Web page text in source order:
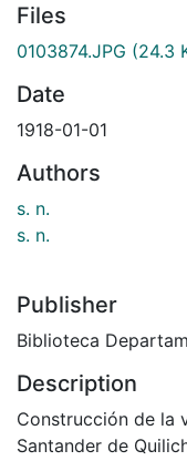
Files
0103874.JPG (24.3
Date
1918-01-01
Authors
s. n.
s. n.
Publisher
Biblioteca
Description
Construcción de la
Santander de